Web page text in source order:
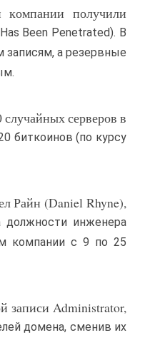
компании получили
Been Penetrated). В
а резервные
серверов в
биткоинов (по курсу
Райн (Daniel Rhyne),
инженера
компании с 9 по 25
записи Administrator,
домена, сменив их